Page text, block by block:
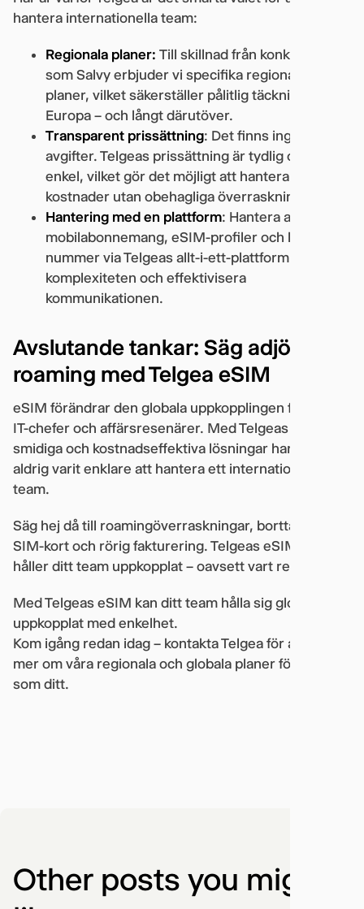
hantera internationella team:
Regionala planer: Till skillnad från konkurrenter
som Salvy erbjuder vi specifika regionala
planer, vilket säkerställer pålitlig täckning i hela
Europa – och långt därutöver.
Transparent prissättning: Det finns inga dolda
avgifter. Telgeas prissättning är tydlig och
enkel, vilket gör det möjligt att hantera
kostnader utan obehagliga överraskningar.
Hantering med en plattform: Hantera alla
mobilabonnemang, eSIM-profiler och lokala
nummer via Telgeas allt-i-ett-plattform – minska
komplexiteten och effektivisera
kommunikationen.
Avslutande tankar: Säg adjö till
roaming med Telgea eSIM
eSIM förändrar den globala uppkopplingen för både
IT-chefer och affärsresenärer. Med Telgeas säkra,
smidiga och kostnadseffektiva lösningar har det
aldrig varit enklare att hantera ett internationellt
team.
Säg hej då till roamingöverraskningar, borttappade
SIM-kort och rörig fakturering. Telgeas eSIM-lösning
håller ditt team uppkopplat – oavsett vart resan går.
Med Telgeas eSIM kan ditt team hålla sig globalt
uppkopplat med enkelhet.
Kom igång redan idag – kontakta Telgea för att få veta
mer om våra regionala och globala planer för företag
som ditt.
Other posts you might